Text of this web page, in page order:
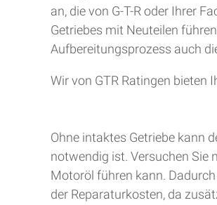
an, die von G-T-R oder Ihrer
Getriebes mit Neuteilen
Aufbereitungsprozess auch
Wir von GTR Ratingen bieten
Ohne intaktes Getriebe kann
notwendig ist. Versuchen Sie
Motoröl führen kann.
der Reparaturkosten, da